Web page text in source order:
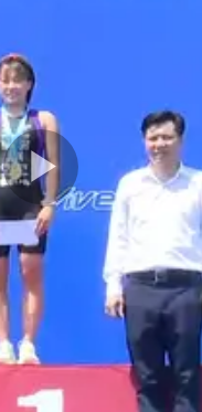
Play
Video